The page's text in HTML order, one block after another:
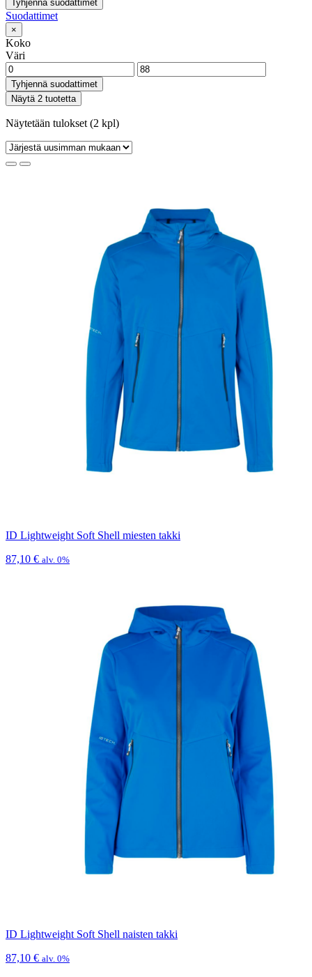
Tyhjennä suodattimet
Suodattimet
×
Koko
Väri
Tyhjennä suodattimet
Näytä 2 tuotetta
Näytetään tulokset (2 kpl)
ID Lightweight Soft Shell miesten takki
87,10 € alv. 0%
ID Lightweight Soft Shell naisten takki
87,10 € alv. 0%